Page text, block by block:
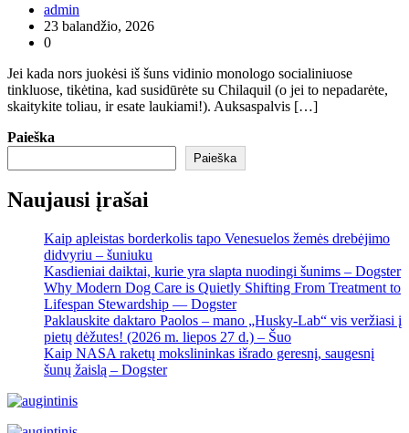
admin
23 balandžio, 2026
0
Jei kada nors juokėsi iš šuns vidinio monologo socialiniuose
tinkluose, tikėtina, kad susidūrėte su Chilaquil (o jei to nepadarėte,
skaitykite toliau, ir esate laukiami!). Auksaspalvis […]
Paieška
Paieška
Naujausi įrašai
Kaip apleistas borderkolis tapo Venesuelos žemės drebėjimo
didvyriu – šuniuku
Kasdieniai daiktai, kurie yra slapta nuodingi šunims – Dogster
Why Modern Dog Care is Quietly Shifting From Treatment to
Lifespan Stewardship — Dogster
Paklauskite daktaro Paolos – mano „Husky-Lab“ vis veržiasi į
pietų dėžutes! (2026 m. liepos 27 d.) – Šuo
Kaip NASA raketų mokslininkas išrado geresnį, saugesnį
šunų žaislą – Dogster